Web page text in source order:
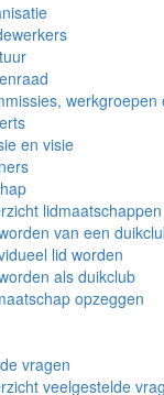
en visie
lidmaatschappen
van een
lid worden
als duikclub
opzeggen
vragen
veelgestelde